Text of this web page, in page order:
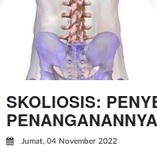
SKOLIOSIS:
PENANGANANNYA
Jumat, 04 November 2022